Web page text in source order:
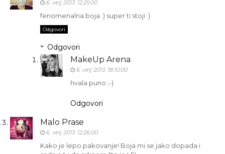
6. velj 2013. 12:25:00
fenomenalna boja :) super ti stoji :)
Odgovori
Odgovori
MakeUp Arena
6. velj 2013. 18:10:00
hvala puno ;-)
Odgovori
Malo Prase
6. velj 2013. 12:26:00
Kako je lepo pakovanje! Boja mi se jako dopada i